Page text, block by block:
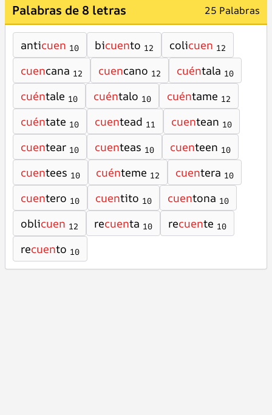
Palabras de 8 letras 25 Palabras
anticuen 10 bicuento 12 colicuen 12
cuencana 12 cuencano 12 cuéntala 10
cuéntale 10 cuéntalo 10 cuéntame 12
cuéntate 10 cuentead 11 cuentean 10
cuentear 10 cuenteas 10 cuenteen 10
cuentees 10 cuénteme 12 cuentera 10
cuentero 10 cuentito 10 cuentona 10
oblicuen 12 recuenta 10 recuente 10
recuento 10